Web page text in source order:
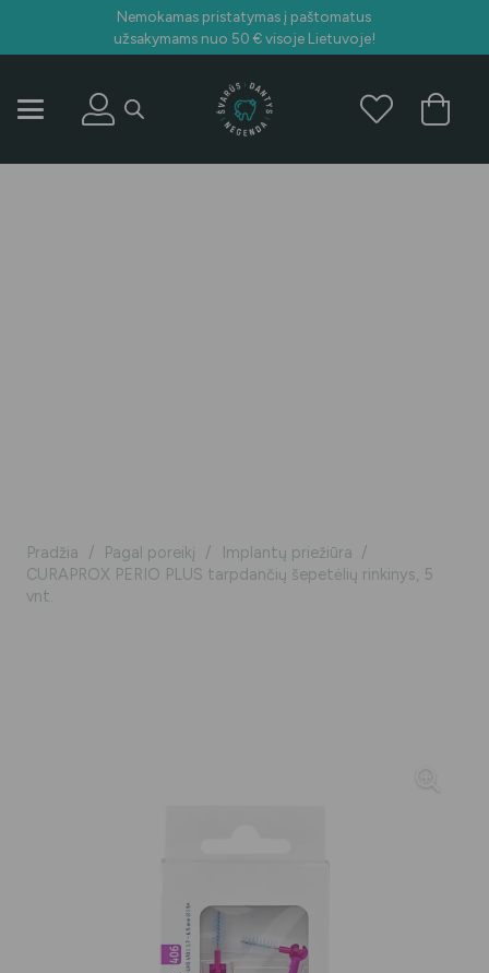
Nemokamas pristatymas į paštomatus
užsakymams nuo 50 € visoje Lietuvoje!
Pradžia / Pagal poreikį / Implantų priežiūra /
CURAPROX PERIO PLUS tarpdančių šepetėlių rinkinys, 5
vnt.